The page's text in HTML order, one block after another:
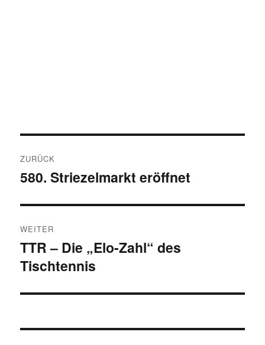
ZURÜCK
Vorheriger
580. Striezelmarkt eröffnet
WEITER
Nächster
Beitrag:
TTR – Die „Elo-Zahl“ des
Tischtennis